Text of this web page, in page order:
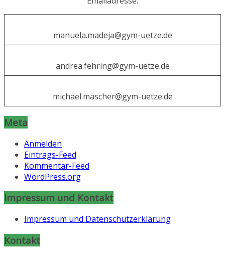
manuela.madeja@gym-uetze.de
andrea.fehring@gym-uetze.de
michael.mascher@gym-uetze.de
Meta
Anmelden
Eintrags-Feed
Kommentar-Feed
WordPress.org
Impressum und Kontakt
Impressum und Datenschutzerklärung
Kontakt